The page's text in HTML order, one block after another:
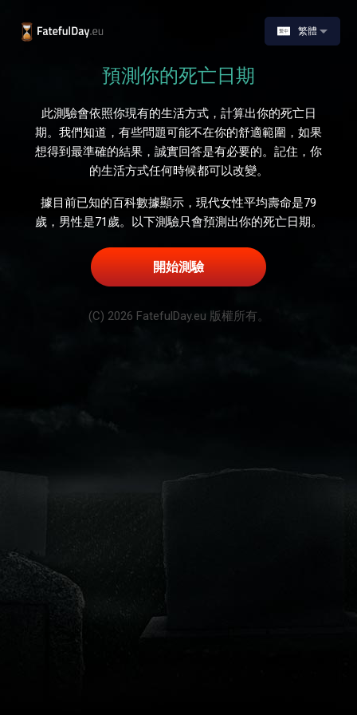
繁體
預測你的死亡日期
此測驗會依照你現有的生活方式，計算出你的死亡日
期。我們知道，有些問題可能不在你的舒適範圍，如果
想得到最準確的結果，誠實回答是有必要的。記住，你
的生活方式任何時候都可以改變。
據目前已知的百科數據顯示，現代女性平均壽命是79
歲，男性是71歲。以下測驗只會預測出你的死亡日期。
開始測驗
(C) 2026 FatefulDay.eu 版權所有。